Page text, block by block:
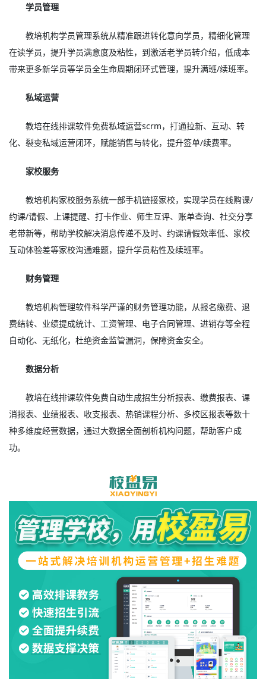
学员管理
教培机构学员管理系统从精准跟进转化意向学员，精细化管理
在读学员，提升学员满意度及粘性，到激活老学员转介绍，低成本
带来更多新学员等学员全生命周期闭环式管理，提升满班/续班率。
私域运营
教培在线排课软件免费私域运营scrm，打通拉新、互动、转
化、裂变私域运营闭环，赋能销售与转化，提升签单/续费率。
家校服务
教培机构家校服务系统一部手机链接家校，实现学员在线购课/
约课/请假、上课提醒、打卡作业、师生互评、账单查询、社交分享
老带新等，帮助学校解决消息传递不及时、约课请假效率低、家校
互动体验差等家校沟通难题，提升学员粘性及续班率。
财务管理
教培机构管理软件科学严谨的财务管理功能，从报名缴费、退
费结转、业绩提成统计、工资管理、电子合同管理、进销存等全程
自动化、无纸化，杜绝资金监管漏洞，保障资金安全。
数据分析
教培在线排课软件免费自动生成招生分析报表、缴费报表、课
消报表、业绩报表、收支报表、热销课程分析、多校区报表等数十
种多维度经营数据，通过大数据全面剖析机构问题，帮助客户成
功。